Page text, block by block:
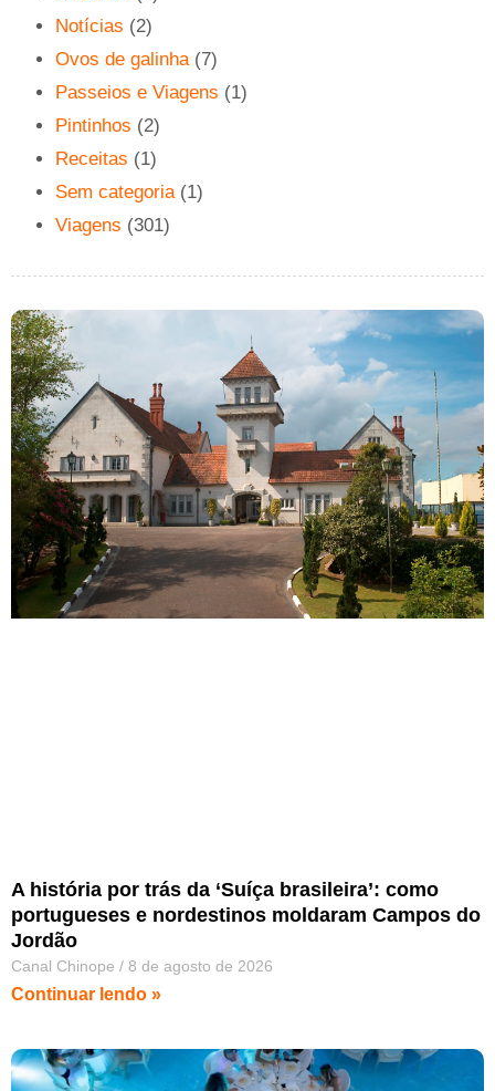
Notícias (2)
Ovos de galinha (7)
Passeios e Viagens (1)
Pintinhos (2)
Receitas (1)
Sem categoria (1)
Viagens (301)
A história por trás da ‘Suíça brasileira’: como
portugueses e nordestinos moldaram Campos do
Jordão
Canal Chinope 8 de agosto de 2026
Continuar lendo »